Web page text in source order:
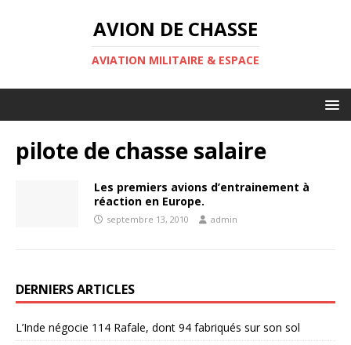
AVION DE CHASSE
AVIATION MILITAIRE & ESPACE
pilote de chasse salaire
Les premiers avions d’entrainement à
réaction en Europe.
septembre 13, 2010 admin
DERNIERS ARTICLES
L’Inde négocie 114 Rafale, dont 94 fabriqués sur son sol